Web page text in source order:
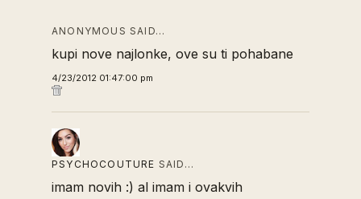
ANONYMOUS SAID…
kupi nove najlonke, ove su ti pohabane
4/23/2012 01:47:00 pm
PSYCHOCOUTURE SAID…
imam novih :) al imam i ovakvih